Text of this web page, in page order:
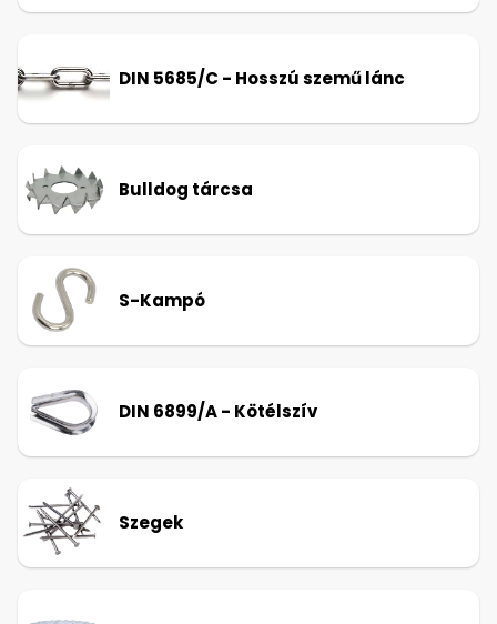
DIN 5685/C - Hosszú szemű lánc
Bulldog tárcsa
S-Kampó
DIN 6899/A - Kötélszív
Szegek